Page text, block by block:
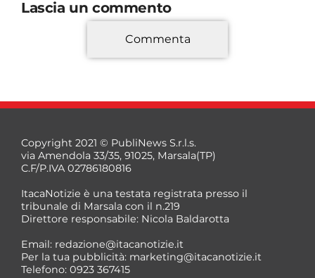
Lascia un commento
*
*
Commenta
Copyright 2021 © PubliNews S.r.l.s.
via Amendola 33/35, 91025, Marsala(TP)
C.F/P.IVA 02786180816
ItacaNotizie è una testata registrata presso il
tribunale di Marsala con il n.219
Direttore responsabile: Nicola Baldarotta
Email: redazione@itacanotizie.it
Per la tua pubblicità: marketing@itacanotizie.it
Telefono: 0923 367415